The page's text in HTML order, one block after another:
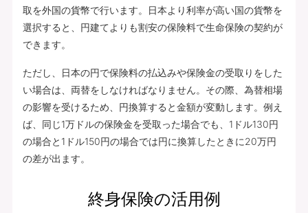
取を外国の貨幣で行います。日本より利率が高い国の貨幣を
選択すると、円建てよりも割安の保険料で生命保険の契約が
できます。
ただし、日本の円で保険料の払込みや保険金の受取りをした
い場合は、両替をしなければなりません。その際、為替相場
の影響を受けるため、円換算すると金額が変動します。例え
ば、同じ1万ドルの保険金を受取った場合でも、1ドル130円
の場合と1ドル150円の場合では円に換算したときに20万円
の差が出ます。
終身保険の活用例